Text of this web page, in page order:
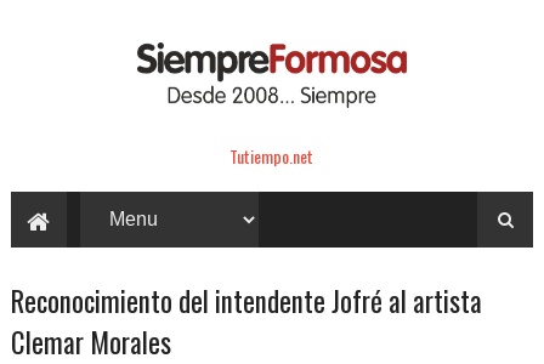
Tutiempo.net
Reconocimiento del intendente Jofré al artista
Clemar Morales